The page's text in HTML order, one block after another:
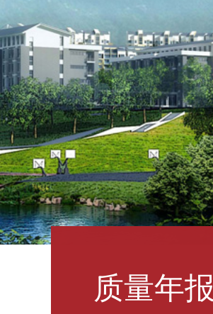
质量年报